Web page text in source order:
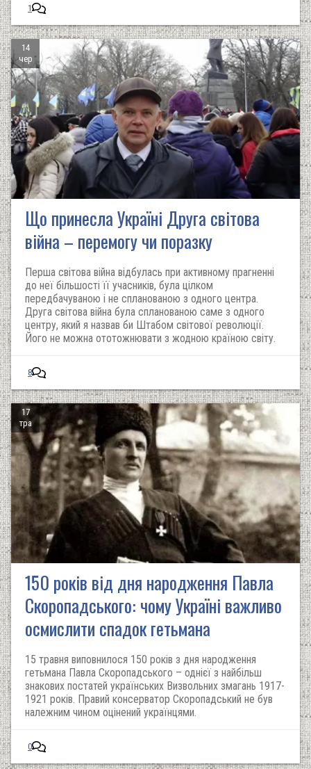
1
14
чер
Що принесла Україні Друга світова
війна – перемогу чи поразку
Перша світова війна відбулась при активному прагненні
до неї більшості її учасників, була цілком
передбачуваною і не спланованою з одного центра.
Друга світова війна була спланованою саме з одного
центру, який я назвав би Штабом світової революції.
Його не можна ототожнювати з жодною країною світу.
8
17
тра
150 років від дня народження Павла
Скоропадського: чому Україні важливо
осмислити спадок гетьмана
15 травня виповнилося 150 років з дня народження
гетьмана Павла Скоропадського – однієї з найбільш
знакових постатей українських Визвольних змагань 1917-
1921 років. Правий консерватор Скоропадський не був
належним чином оцінений українцями.
0